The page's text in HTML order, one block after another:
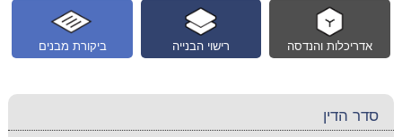
ביקורת מבנים רישוי הבנייה אדריכלות והנדסה
סדר הדין